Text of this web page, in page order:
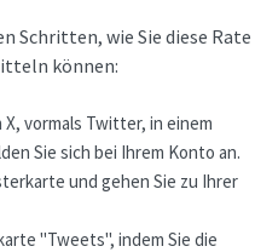
Schritten, wie Sie diese Rate
können:
vormals Twitter, in einem
Sie sich bei Ihrem Konto an.
und gehen Sie zu Ihrer
"Tweets", indem Sie die